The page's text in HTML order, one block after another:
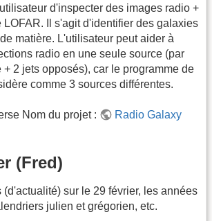
d'inspecter des images radio +
LOFAR. Il s'agit d'identifier des galaxies
matière. L'utilisateur peut aider à
radio en une seule source (par
2 jets opposés), car le programme de
comme 3 sources différentes.
Nom du projet :
Radio Galaxy
(Fred)
sur le 29 février, les années
julien et grégorien, etc.